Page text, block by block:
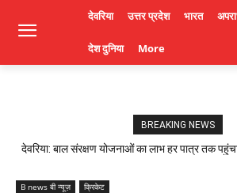
देवरिया उत्तर प्रदेश भारत
देश दुनिया More
BREAKING NEWS
देवरिया: बाल संरक्षण योजनाओं का लाभ हर पात्र तक
B news बी न्यूज़ क्रिकेट